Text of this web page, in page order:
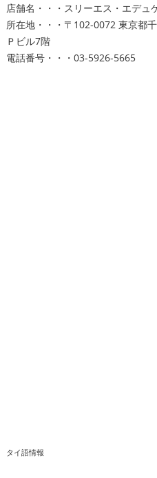
店舗名・・・スリーエス・エデュ
所在地・・・〒102-0072 東京都
Ｐビル7階
電話番号・・・03-5926-5665
タイ語情報